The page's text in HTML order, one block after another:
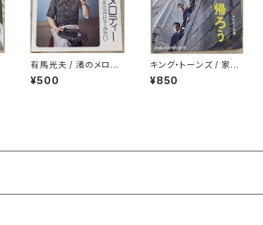
有馬光夫 / 渚のメロデ
ィー
¥500
キング・トーンズ / 家へ
帰ろう
¥850